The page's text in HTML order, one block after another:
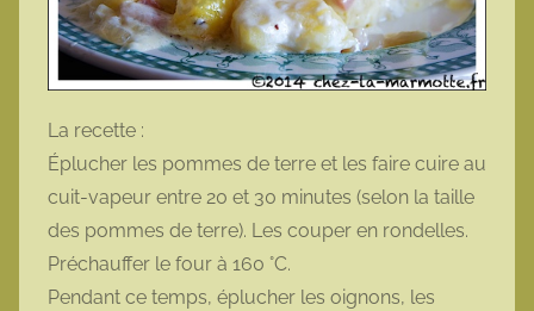
La recette :
Éplucher les pommes de terre et les faire cuire au
cuit-vapeur entre 20 et 30 minutes (selon la taille
des pommes de terre). Les couper en rondelles.
Préchauffer le four à 160 °C.
Pendant ce temps, éplucher les oignons, les